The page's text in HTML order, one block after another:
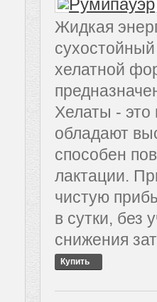
Жидкая
хелатной
Хелаты -
обладают
способен
лактации.
чистую
в сутки, без
снижения
Купить